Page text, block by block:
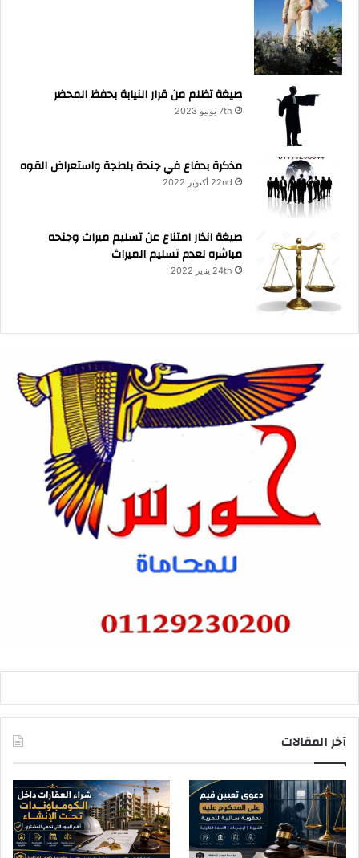
صيغة تظلم من قرار النيابة بحفظ المحضر
7th يونيو 2023
مذكرة بدفاع في جنحة بلطجة واستعراض القوه
22nd أكتوبر 2022
صيغة انذار امتناع عن تسليم ميراث وجنحه
مباشره لعدم تسليم الميراث
24th يناير 2022
آخر المقالات